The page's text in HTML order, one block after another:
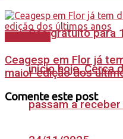
Gás gratuito para
início hoje, Cerca
passam a
Ceagesp em Flor já
maior edição dos
Comente este post